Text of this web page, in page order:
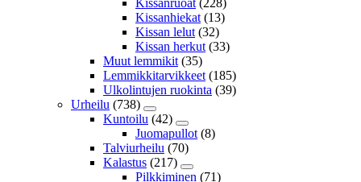
Kissanruoat (228)
Kissanhiekat (13)
Kissan lelut (32)
Kissan herkut (33)
Muut lemmikit (35)
Lemmikkitarvikkeet (185)
Ulkolintujen ruokinta (39)
Urheilu (738)
Kuntoilu (42)
Juomapullot (8)
Talviurheilu (70)
Kalastus (217)
Pilkkiminen (71)